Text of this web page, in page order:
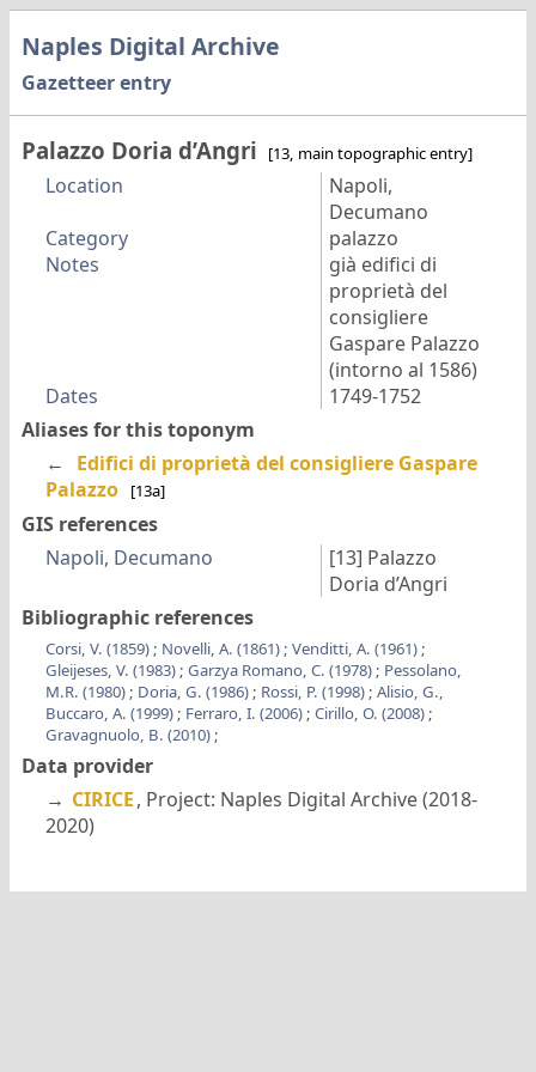
Naples Digital Archive
Gazetteer entry
Palazzo Doria d’Angri [13, main topographic entry]
Location
Napoli,
Decumano
Category
palazzo
Notes
già edifici di
proprietà del
consigliere
Gaspare Palazzo
(intorno al 1586)
Dates
1749-1752
Aliases for this toponym
←
Edifici di proprietà del consigliere Gaspare
Palazzo
[13a]
GIS references
Napoli, Decumano
[13] Palazzo
Doria d’Angri
Bibliographic references
Corsi, V. (1859) ; Novelli, A. (1861) ; Venditti, A. (1961) ;
Gleijeses, V. (1983) ; Garzya Romano, C. (1978) ; Pessolano,
M.R. (1980) ; Doria, G. (1986) ; Rossi, P. (1998) ; Alisio, G.,
Buccaro, A. (1999) ; Ferraro, I. (2006) ; Cirillo, O. (2008) ;
Gravagnuolo, B. (2010) ;
Data provider
→ CIRICE, Project: Naples Digital Archive (2018-
2020)